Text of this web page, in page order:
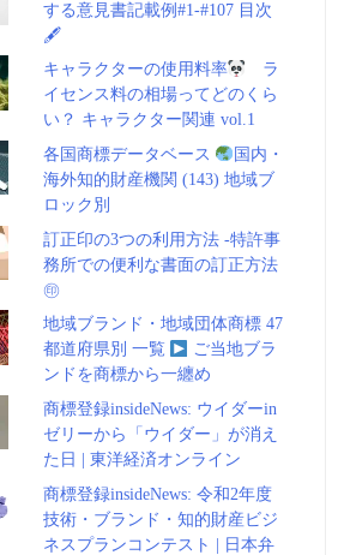
する意見書記載例#1-#107 目次
🖋
キャラクターの使用料率
ラ
イセンス料の相場ってどのくら
い？ キャラクター関連 vol.1
各国商標データベース
国内・
海外知的財産機関 (143) 地域ブ
ロック別
訂正印の3つの利用方法 -特許事
務所での便利な書面の訂正方法
㊞
地域ブランド・地域団体商標 47
都道府県別 一覧
ご当地ブラ
ンドを商標から一纏め
商標登録insideNews: ウイダーin
ゼリーから「ウイダー」が消え
た日 | 東洋経済オンライン
商標登録insideNews: 令和2年度
技術・ブランド・知的財産ビジ
ネスプランコンテスト | 日本弁